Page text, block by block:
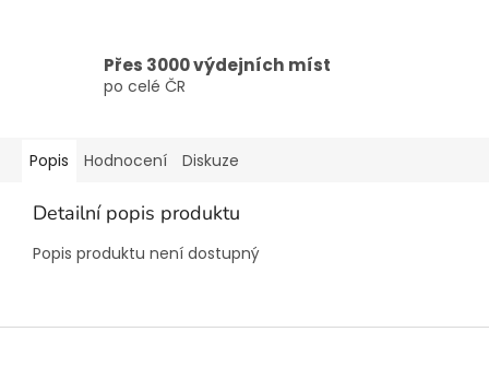
Přes 3000 výdejních míst
po celé ČR
Popis Hodnocení Diskuze
Detailní popis produktu
Popis produktu není dostupný
Z